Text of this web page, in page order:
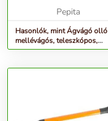
Pepita
Hasonlók, mint Ágvágó olló
mellévágós, teleszkópos,
RACSNIS